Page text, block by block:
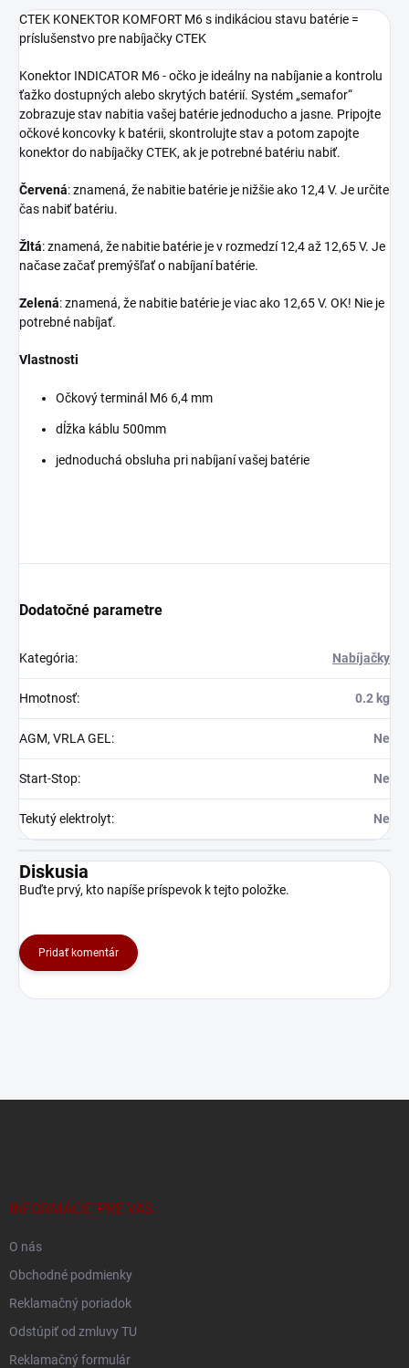
CTEK KONEKTOR KOMFORT M6 s indikáciou stavu batérie =
príslušenstvo pre nabíjačky CTEK
Konektor INDICATOR M6 - očko je ideálny na nabíjanie a kontrolu
ťažko dostupných alebo skrytých batérií. Systém „semafor“
zobrazuje stav nabitia vašej batérie jednoducho a jasne. Pripojte
očkové koncovky k batérii, skontrolujte stav a potom zapojte
konektor do nabíjačky CTEK, ak je potrebné batériu nabiť.
Červená: znamená, že nabitie batérie je nižšie ako 12,4 V. Je určite
čas nabiť batériu.
Žltá: znamená, že nabitie batérie je v rozmedzí 12,4 až 12,65 V. Je
načase začať premýšľať o nabíjaní batérie.
Zelená: znamená, že nabitie batérie je viac ako 12,65 V. OK! Nie je
potrebné nabíjať.
Vlastnosti
Očkový terminál M6 6,4 mm
dĺžka káblu 500mm
jednoduchá obsluha pri nabíjaní vašej batérie
Dodatočné parametre
Kategória: Nabíjačky
Hmotnosť: 0.2 kg
AGM, VRLA GEL : Ne
Start-Stop: Ne
Tekutý elektrolyt: Ne
Diskusia
Buďte prvý, kto napíše príspevok k tejto položke.
Pridať komentár
INFORMÁCIE PRE VÁS
O nás
Obchodné podmienky
Reklamačný poriadok
Odstúpiť od zmluvy TU
Reklamačný formulár